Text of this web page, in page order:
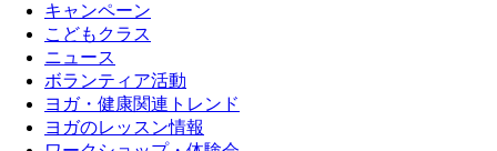
キャンペーン
こどもクラス
ニュース
ボランティア活動
ヨガ・健康関連トレンド
ヨガのレッスン情報